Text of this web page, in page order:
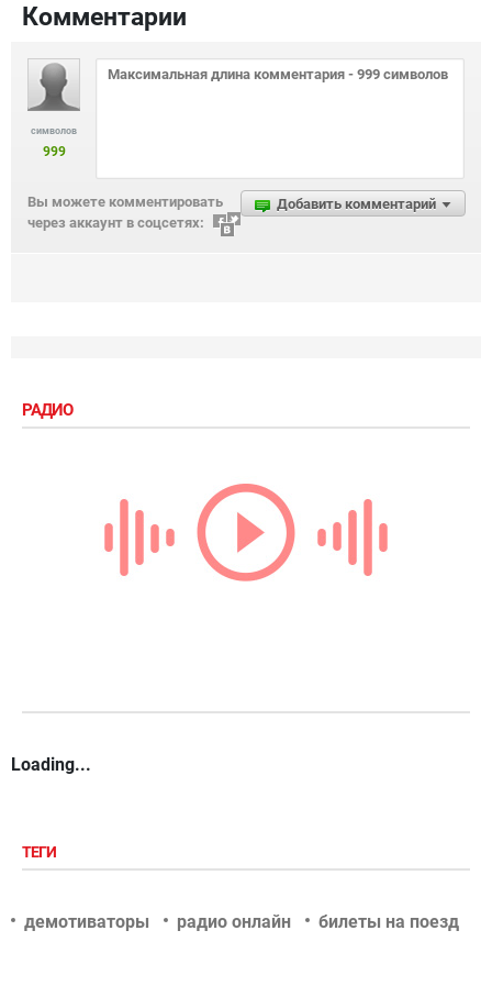
Комментарии
символов
999
Добавить комментарий
Вы можете комментировать
через аккаунт в соцсетях:
РАДИО
Loading...
ТЕГИ
демотиваторы радио онлайн билеты на поезд